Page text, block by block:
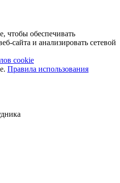
чтобы обеспечивать
сайта и анализировать сетевой
cookie
Правила использования